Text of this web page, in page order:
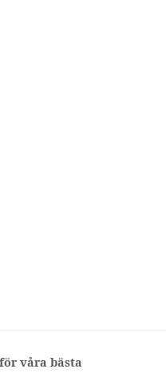
våra bästa